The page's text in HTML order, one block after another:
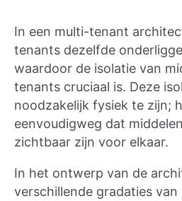
In een multi-tenant
tenants dezelfde
waardoor de isolatie van
tenants cruciaal is. Deze
noodzakelijk fysiek te zijn;
eenvoudigweg dat
zichtbaar zijn voor elkaar.
In het ontwerp van de
verschillende gradaties